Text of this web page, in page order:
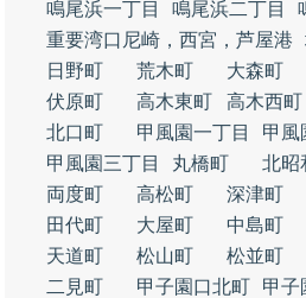
鳴尾浜一丁目
鳴尾浜二丁目
重要湾口尼崎，西宮，芦屋港
日野町
荒木町 大森町
伏原町
高木東町 高木西町
北口町
甲風園一丁目
甲風
甲風園三丁目
丸橋町 北昭
両度町
高松町 深津町
田代町
大屋町 中島町
天道町
松山町 松並町
二見町
甲子園口北町
甲子